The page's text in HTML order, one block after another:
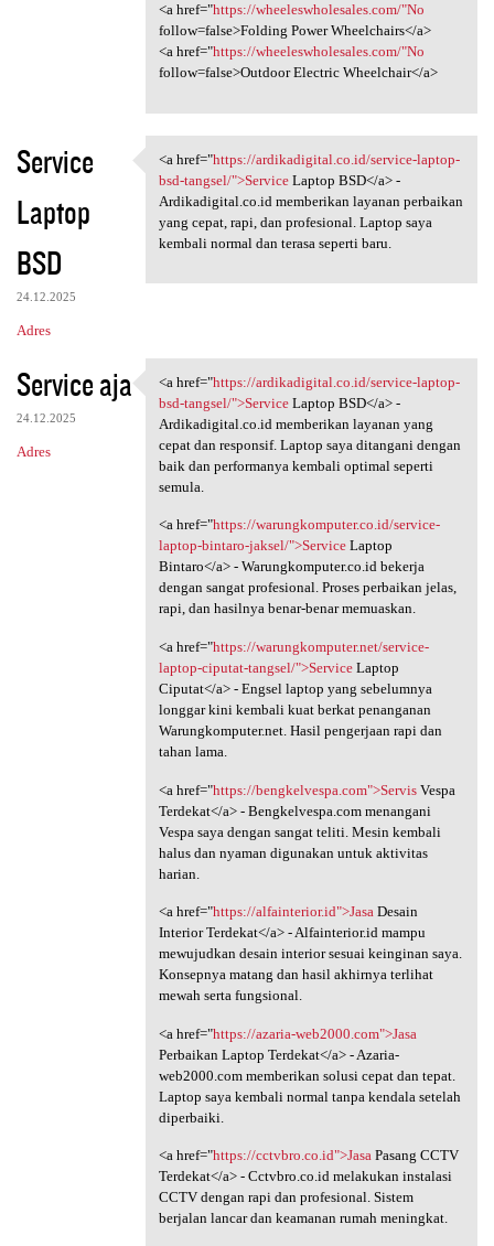
<a href="https://wheeleswholesales.com/"No
follow=false>Folding Power Wheelchairs</a>
<a href="https://wheeleswholesales.com/"No
follow=false>Outdoor Electric Wheelchair</a>
Service
Laptop
BSD
24.12.2025
Adres
<a href="https:/
<a href="https://ardikadigital.co.id/service-laptop-
bsd-tangsel/">ServiceLaptop BSD</a> -
Ardikadigital.co.id memberikan layanan perbaikan
yang cepat, rapi, dan profesional. Laptop saya
kembali normal dan terasa seperti baru.
Service aja
24.12.2025
Adres
<a href="https:/
<a href="https://ardikadigital.co.id/service-laptop-
bsd-tangsel/">ServiceLaptop BSD</a> -
Ardikadigital.co.id memberikan layanan yang
cepat dan responsif. Laptop saya ditangani dengan
baik dan performanya kembali optimal seperti
semula.
<a href="https://warungkomputer.co.id/service-
laptop-bintaro-jaksel/">ServiceLaptop
Bintaro</a> - Warungkomputer.co.id bekerja
dengan sangat profesional. Proses perbaikan jelas,
rapi, dan hasilnya benar-benar memuaskan.
<a href="https://warungkomputer.net/service-
laptop-ciputat-tangsel/">ServiceLaptop
Ciputat</a> - Engsel laptop yang sebelumnya
longgar kini kembali kuat berkat penanganan
Warungkomputer.net. Hasil pengerjaan rapi dan
tahan lama.
<a href="https://bengkelvespa.com">ServisVespa
Terdekat</a> - Bengkelvespa.com menangani
Vespa saya dengan sangat teliti. Mesin kembali
halus dan nyaman digunakan untuk aktivitas
harian.
<a href="https://alfainterior.id">JasaDesain
Interior Terdekat</a> - Alfainterior.id mampu
mewujudkan desain interior sesuai keinginan saya.
Konsepnya matang dan hasil akhirnya terlihat
mewah serta fungsional.
<a href="https://azaria-web2000.com">Jasa
Perbaikan Laptop Terdekat</a> - Azaria-
web2000.com memberikan solusi cepat dan tepat.
Laptop saya kembali normal tanpa kendala setelah
diperbaiki.
<a href="https://cctvbro.co.id">JasaPasang CCTV
Terdekat</a> - Cctvbro.co.id melakukan instalasi
CCTV dengan rapi dan profesional. Sistem
berjalan lancar dan keamanan rumah meningkat.